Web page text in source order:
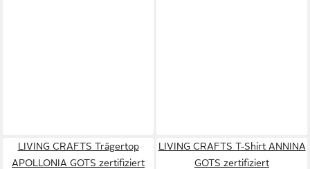
LIVING CRAFTS Trägertop
APOLLONIA GOTS zertifiziert
LIVING CRAFTS T-Shirt ANNINA
GOTS zertifiziert